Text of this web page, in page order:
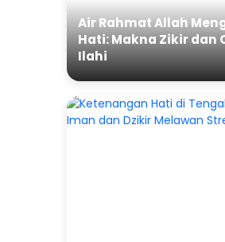
Air Rahmat Allah
Hati: Makna Zikir dan
Ilahi